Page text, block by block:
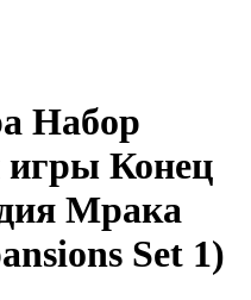
Набор
игры Конец
Мрака
Set 1)